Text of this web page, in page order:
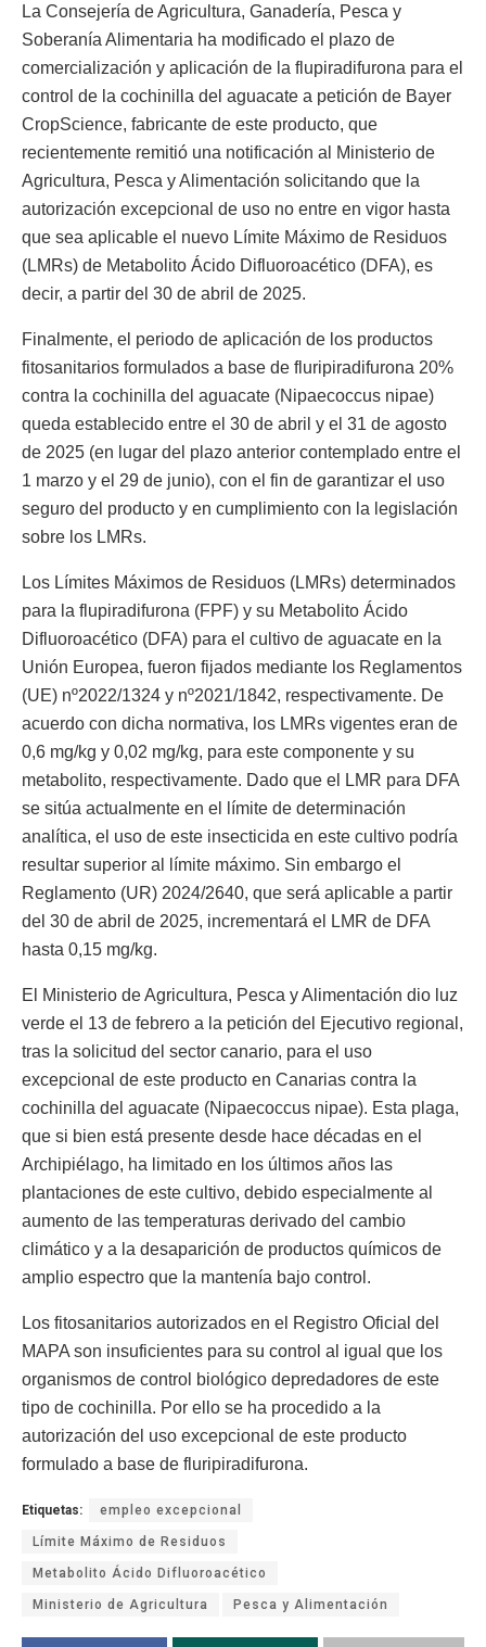
La Consejería de Agricultura, Ganadería, Pesca y
Soberanía Alimentaria ha modificado el plazo de
comercialización y aplicación de la flupiradifurona para el
control de la cochinilla del aguacate a petición de Bayer
CropScience, fabricante de este producto, que
recientemente remitió una notificación al Ministerio de
Agricultura, Pesca y Alimentación solicitando que la
autorización excepcional de uso no entre en vigor hasta
que sea aplicable el nuevo Límite Máximo de Residuos
(LMRs) de Metabolito Ácido Difluoroacético (DFA), es
decir, a partir del 30 de abril de 2025.
Finalmente, el periodo de aplicación de los productos
fitosanitarios formulados a base de fluripiradifurona 20%
contra la cochinilla del aguacate (Nipaecoccus nipae)
queda establecido entre el 30 de abril y el 31 de agosto
de 2025 (en lugar del plazo anterior contemplado entre el
1 marzo y el 29 de junio), con el fin de garantizar el uso
seguro del producto y en cumplimiento con la legislación
sobre los LMRs.
Los Límites Máximos de Residuos (LMRs) determinados
para la flupiradifurona (FPF) y su Metabolito Ácido
Difluoroacético (DFA) para el cultivo de aguacate en la
Unión Europea, fueron fijados mediante los Reglamentos
(UE) nº2022/1324 y nº2021/1842, respectivamente. De
acuerdo con dicha normativa, los LMRs vigentes eran de
0,6 mg/kg y 0,02 mg/kg, para este componente y su
metabolito, respectivamente. Dado que el LMR para DFA
se sitúa actualmente en el límite de determinación
analítica, el uso de este insecticida en este cultivo podría
resultar superior al límite máximo. Sin embargo el
Reglamento (UR) 2024/2640, que será aplicable a partir
del 30 de abril de 2025, incrementará el LMR de DFA
hasta 0,15 mg/kg.
El Ministerio de Agricultura, Pesca y Alimentación dio luz
verde el 13 de febrero a la petición del Ejecutivo regional,
tras la solicitud del sector canario, para el uso
excepcional de este producto en Canarias contra la
cochinilla del aguacate (Nipaecoccus nipae). Esta plaga,
que si bien está presente desde hace décadas en el
Archipiélago, ha limitado en los últimos años las
plantaciones de este cultivo, debido especialmente al
aumento de las temperaturas derivado del cambio
climático y a la desaparición de productos químicos de
amplio espectro que la mantenía bajo control.
Los fitosanitarios autorizados en el Registro Oficial del
MAPA son insuficientes para su control al igual que los
organismos de control biológico depredadores de este
tipo de cochinilla. Por ello se ha procedido a la
autorización del uso excepcional de este producto
formulado a base de fluripiradifurona.
Etiquetas: empleo excepcional
Límite Máximo de Residuos
Metabolito Ácido Difluoroacético
Ministerio de Agricultura Pesca y Alimentación